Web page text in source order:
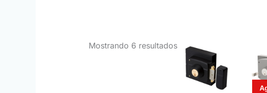
Mostrando 6 resultados